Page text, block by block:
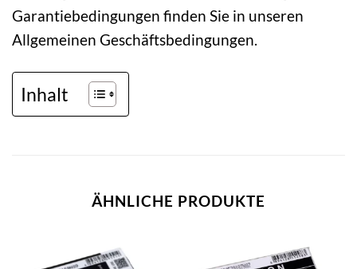
Garantiebedingungen finden Sie in unseren
Allgemeinen Geschäftsbedingungen.
Inhalt
ÄHNLICHE PRODUKTE